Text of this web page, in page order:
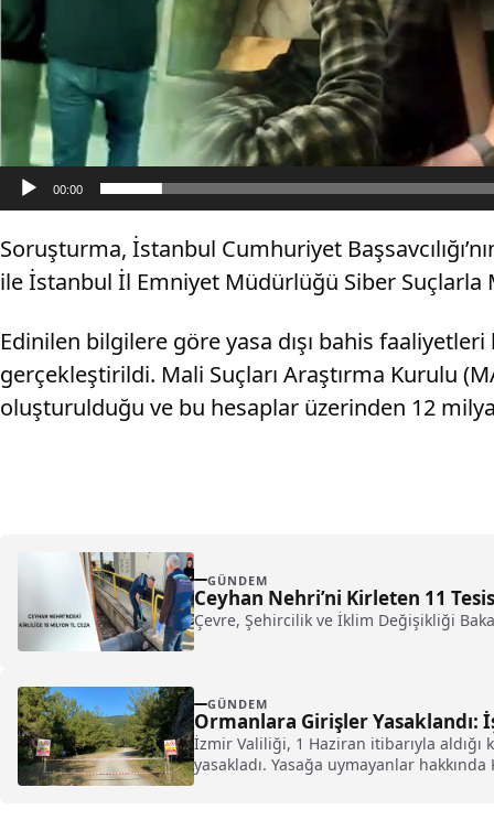
00:00
Soruşturma, İstanbul Cumhuriyet
ile İstanbul İl Emniyet Müdürlüğü Siber Suçlarla
Edinilen bilgilere göre yasa dışı bahis
gerçekleştirildi. Mali Suçları Araştırma Kurulu
oluşturulduğu ve bu hesaplar üzerinden 12
GÜNDEM
Ceyhan Nehri’ni Kirleten 11
Çevre, Şehircilik ve İklim Değişikliği
GÜNDEM
Ormanlara Girişler Yasaklandı:
İzmir Valiliği, 1 Haziran itibarıyla aldığı
yasakladı. Yasağa uymayanlar